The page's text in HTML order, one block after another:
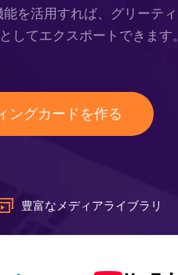
を活用すれば、グリーテ
してエクスポートできます
ングカードを作る
豊富なメディアライブラリ